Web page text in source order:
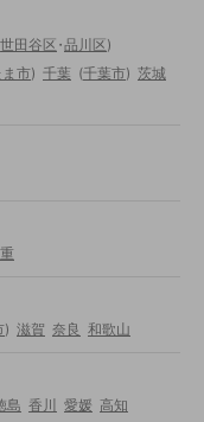
世田谷区・品川区)
市) 千葉 (千葉市) 茨城
) 滋賀 奈良 和歌山
島 香川 愛媛 高知